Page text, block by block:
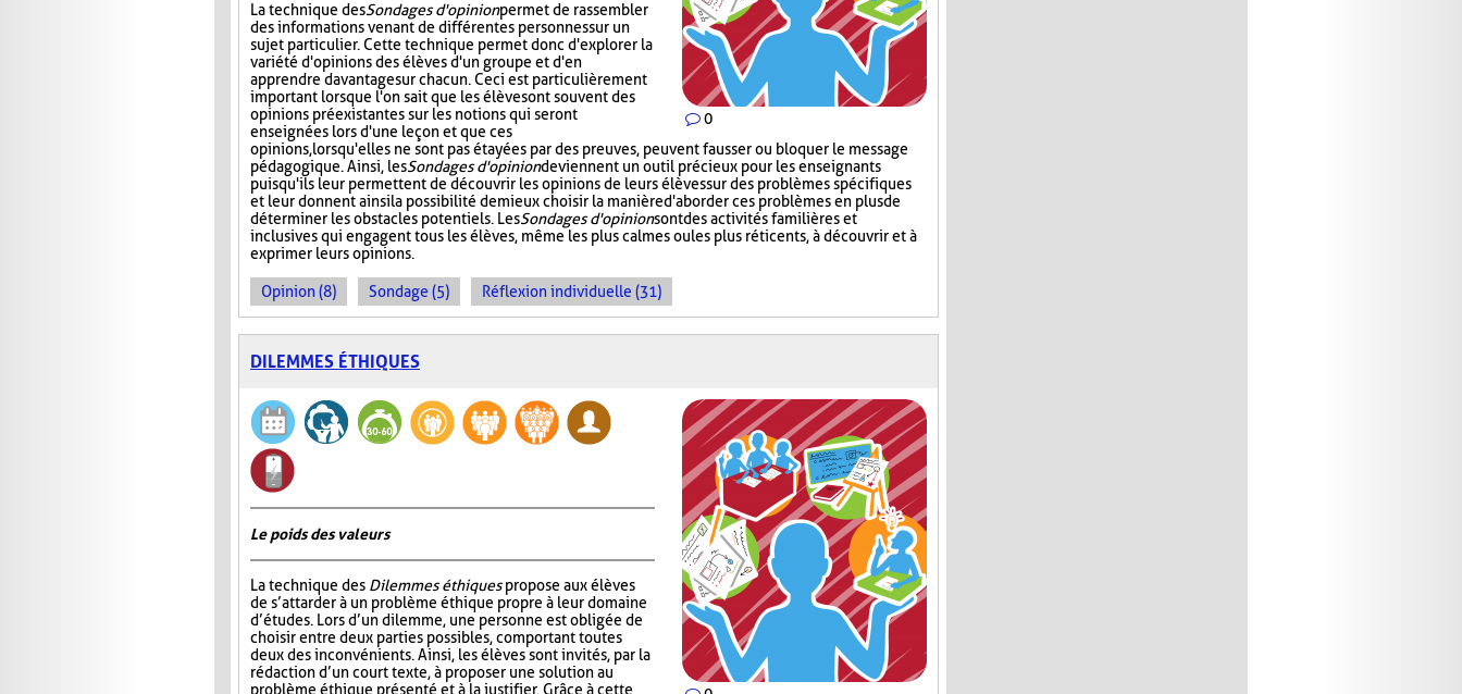
0
La technique desSondages d'opinionpermet de rassembler
des informations venant de différentes personnes sur un
sujet particulier. Cette technique permet donc d'explorer la
variété d'opinions des élèves d'un groupe et d'en
apprendre davantage sur chacun. Ceci est particulièrement
important lorsque l'on sait que les élèves ont souvent des
opinions préexistantes sur les notions qui seront
enseignées lors d'une leçon et que ces
opinions, lorsqu'elles ne sont pas étayées par des preuves, peuvent fausser ou bloquer le message
pédagogique. Ainsi, lesSondages d'opiniondeviennent un outil précieux pour les enseignants
puisqu'ils leur permettent de découvrir les opinions de leurs élèves sur des problèmes spécifiques
et leur donnent ainsi la possibilité de mieux choisir la manière d'aborder ces problèmes en plus de
déterminer les obstacles potentiels. LesSondages d'opinionsont des activités familières et
inclusives qui engagent tous les élèves, même les plus calmes ou les plus réticents, à découvrir et à
exprimer leurs opinions.
Opinion (8) Sondage (5) Réflexion individuelle (31)
DILEMMES ÉTHIQUES
Le poids des valeurs
La technique des Dilemmes éthiquespropose aux élèves
de s’attarder à un problème éthique propre à leur domaine
d’études. Lors d’un dilemme, une personne est obligée de
choisir entre deux parties possibles, comportant toutes
deux des inconvénients. Ainsi, les élèves sont invités, par la
rédaction d’un court texte, à proposer une solution au
problème éthique présenté et à la justifier. Grâce à cette